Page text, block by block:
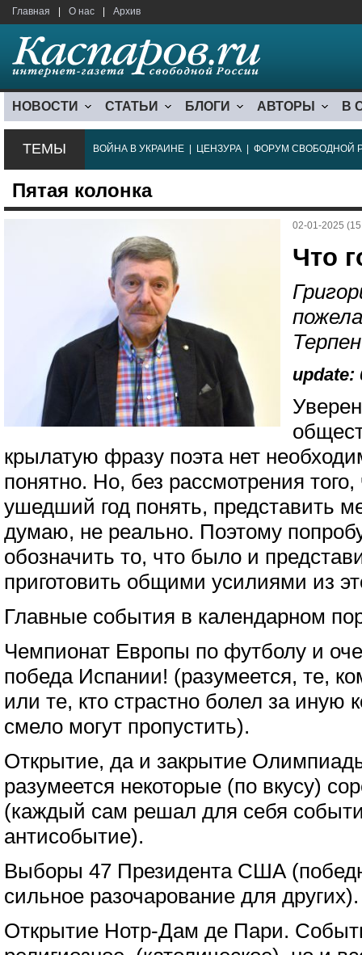
Главная О нас Архив
НОВОСТИ СТАТЬИ БЛОГИ АВТОРЫ В
ТЕМЫ ВОЙНА В УКРАИНЕ ЦЕНЗУРА ФОРУМ СВОБОДНОЙ
Пятая колонка
02-01-2025
Что
update:
крылатую фразу поэта нет
понятно. Но, без рассмотрения того,
ушедший год понять, представить
думаю, не реально. Поэтому
обозначить то, что было и
приготовить общими усилиями из
Главные события в календарном
Чемпионат Европы по футболу и
победа Испании! (разумеется, те,
или те, кто страстно болел за иную
смело могут пропустить).
Открытие, да и закрытие
разумеется некоторые (по вкусу)
(каждый сам решал для себя
антисобытие).
Выборы 47 Президента США
сильное разочарование для других).
Открытие Нотр-Дам де Пари.